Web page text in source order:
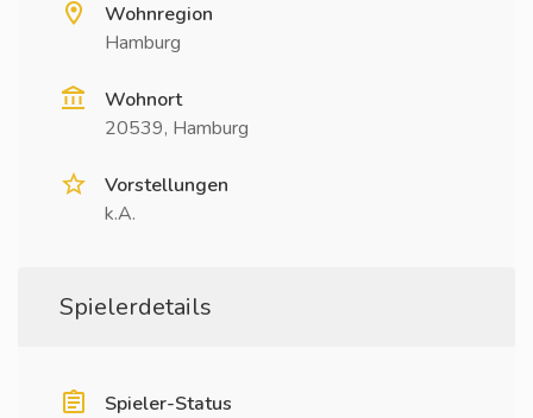
Wohnregion
Hamburg
Wohnort
20539, Hamburg
Vorstellungen
k.A.
Spielerdetails
Spieler-Status